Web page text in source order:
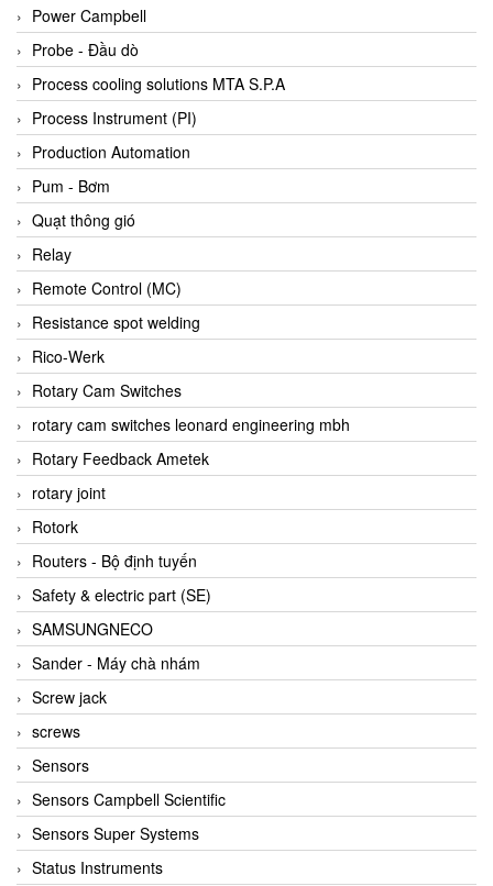
Bihl+wiedemann
Bilz
Binder Connector
Biotech
BirdX Vietnam
BK Vibro
Black Box
BlackBox Vietnam
BLAGDON PUMP
Bloom Engineering
Boneng
Bopp & Reuther Messtechnik
Bosch
Boydcorp
BRAUN Vietnam
Brinkmann Pumpen
BRONKHORST
Brook Instrument
Brooks Instrument Vietnam
Buhler
BURLING INSTRUMENTS
Burster
BUSCHJOST
Calectro
Campbell Scientific
Canneed Vietnam
Power Campbell
Probe - Đầu dò
Process cooling solutions MTA S.P.A
Process Instrument (PI)
Production Automation
Pum - Bơm
Quạt thông gió
Relay
Remote Control (MC)
Resistance spot welding
Rico-Werk
Rotary Cam Switches
rotary cam switches leonard engineering mbh
Rotary Feedback Ametek
rotary joint
Rotork
Routers - Bộ định tuyến
Safety & electric part (SE)
SAMSUNGNECO
Sander - Máy chà nhám
Screw jack
screws
Sensors
Sensors Campbell Scientific
Sensors Super Systems
Status Instruments